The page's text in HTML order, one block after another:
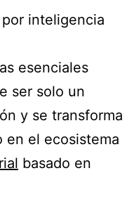
inteligencia
esenciales
ser solo un
y se transforma
en el ecosistema
basado en